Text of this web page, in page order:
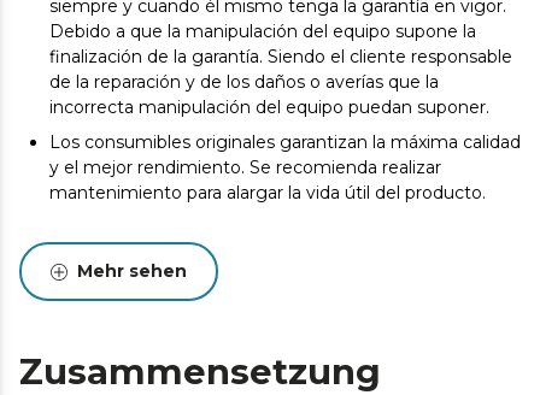
siempre y cuando él mismo tenga la garantía en vigor.
Debido a que la manipulación del equipo supone la
finalización de la garantía. Siendo el cliente responsable
de la reparación y de los daños o averías que la
incorrecta manipulación del equipo puedan suponer.
Los consumibles originales garantizan la máxima calidad
y el mejor rendimiento. Se recomienda realizar
mantenimiento para alargar la vida útil del producto.
Mehr sehen
Zusammensetzung